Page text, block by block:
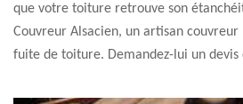
que votre toiture retrouve son
Couvreur Alsacien, un artisan
fuite de toiture. Demandez-lui un